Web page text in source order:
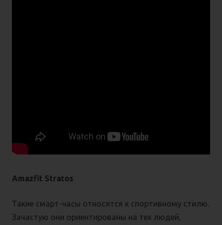
Amazfit Stratos
Такие смарт-часы относятся к спортивному стилю.
Зачастую они ориентированы на тех людей,